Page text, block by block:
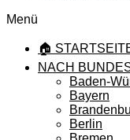
Menü
🏠
NACH
Baden-
Bayern
Berlin